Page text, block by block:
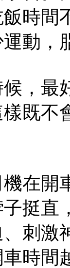
時間
動，
最
既不
開車
挺
刺激
時間